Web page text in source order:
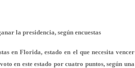
la presidencia, según encuestas
en Florida, estado en el que necesita vencer
en este estado por cuatro puntos, según una